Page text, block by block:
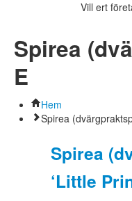
Vill ert
Spirea
E
Hem
Spirea
Spirea
‘Little